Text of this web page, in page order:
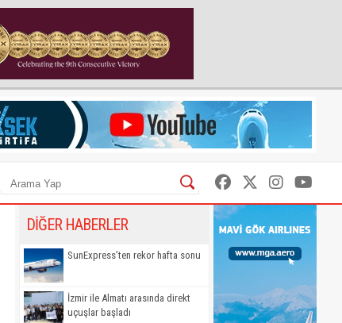
DİĞER HABERLER
SunExpress’ten rekor hafta sonu
İzmir ile Almatı arasında direkt
uçuşlar başladı